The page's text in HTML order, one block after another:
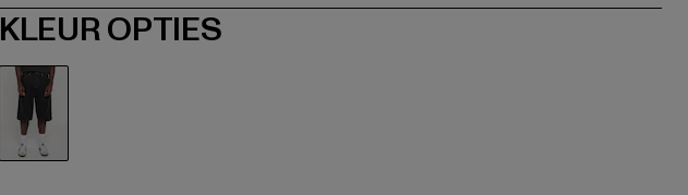
KLEUR OPTIES